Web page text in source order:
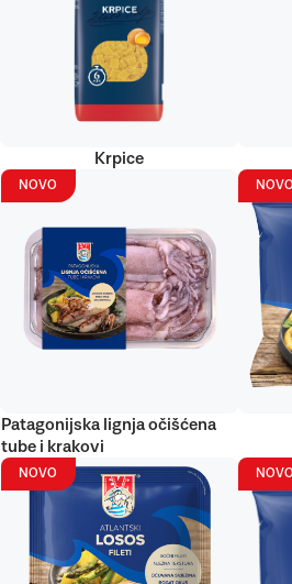
Krpice
NOVO
Patagonijska lignja očišćena
tube i krakovi
NOVO
NOVO NOVO